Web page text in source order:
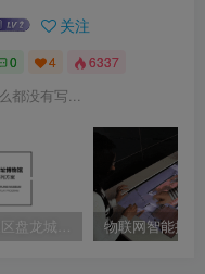
关注
0 4 6337
都没有写...
武汉市黄陂区盘龙城遗址博物馆展览陈列方案